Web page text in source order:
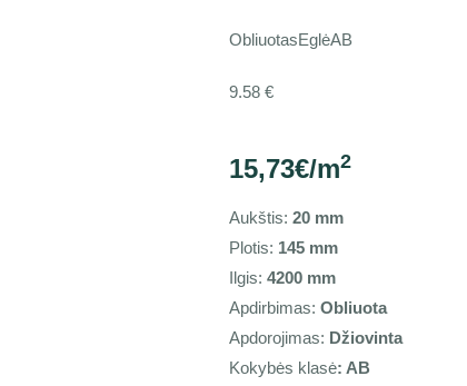
ObliuotasEglėAB
9.58 €
15,73€/m2
Aukštis: 20 mm
Plotis: 145 mm
Ilgis: 4200 mm
Apdirbimas: Obliuota
Apdorojimas: Džiovinta
Kokybės klasė: AB